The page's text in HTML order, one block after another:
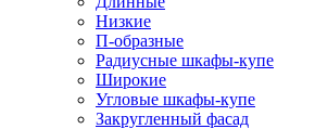
Низкие
П-образные
Радиусные шкафы-купе
Широкие
Угловые шкафы-купе
Закругленный фасад